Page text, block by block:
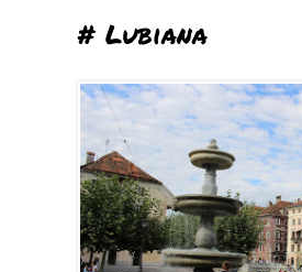
# Lubiana